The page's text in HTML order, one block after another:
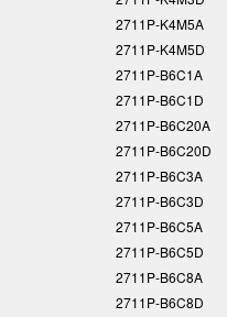
2711P-K4M5A
2711P-K4M5D
2711P-B6C1A
2711P-B6C1D
2711P-B6C20A
2711P-B6C20D
2711P-B6C3A
2711P-B6C3D
2711P-B6C5A
2711P-B6C5D
2711P-B6C8A
2711P-B6C8D